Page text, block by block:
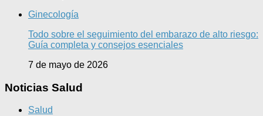
Ginecología
Todo sobre el seguimiento del embarazo de alto riesgo:
Guía completa y consejos esenciales
7 de mayo de 2026
Noticias Salud
Salud